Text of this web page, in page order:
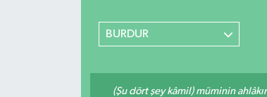
BURDUR
(Şu dört şey kâmil) müminin